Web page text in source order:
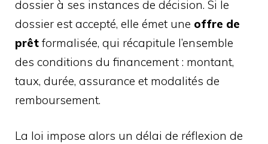
dossier à ses instances de décision. Si le
dossier est accepté, elle émet une offre de
prêt formalisée, qui récapitule l’ensemble
des conditions du financement : montant,
taux, durée, assurance et modalités de
remboursement.
La loi impose alors un délai de réflexion de